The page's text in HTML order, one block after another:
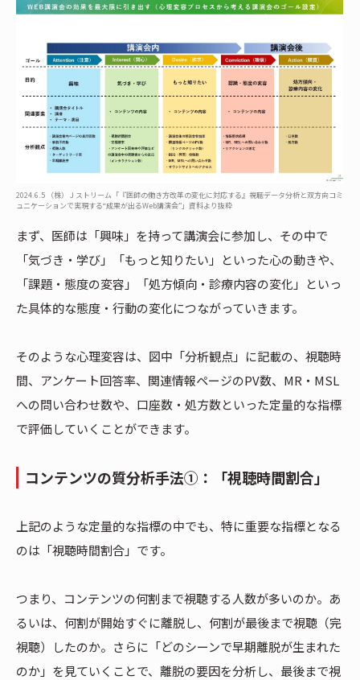
2024.6.5 （株）Ｊストリーム「『医師の働き方改革の変化に対応する』視聴データ分析と双方向コミ
ュニケーションで実現する“成果が出るWeb講演会”」資料より抜粋
まず、医師は「興味」を持って講演会に参加し、その中で
「気づき・学び」「もっと知りたい」といった心の動きや、
「課題・態度の変容」「処方傾向・診療内容の変化」といっ
た具体的な態度・行動の変化につながっていきます。
そのような心理変容は、図中「分析観点」に記載の、視聴時
間、アンケート回答率、関連情報ページのPV数、MR・MSL
への問い合わせ数や、口座数・処方数といった定量的な指標
で評価していくことができます。
コンテンツの質分析手法①：「視聴時間割合」
上記のような定量的な指標の中でも、特に重要な指標となる
のは「視聴時間割合」です。
つまり、コンテンツの何割まで視聴する人数が多いのか。あ
るいは、何割が開始すぐに離脱し、何割が最後まで視聴（完
視聴）したのか。さらに「どのシーンで早期離脱が生まれた
のか」を見ていくことで、離脱の要因を分析し、最後まで視